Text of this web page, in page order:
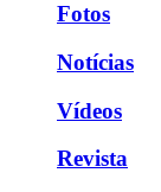
Fotos
Notícias
Vídeos
Revista